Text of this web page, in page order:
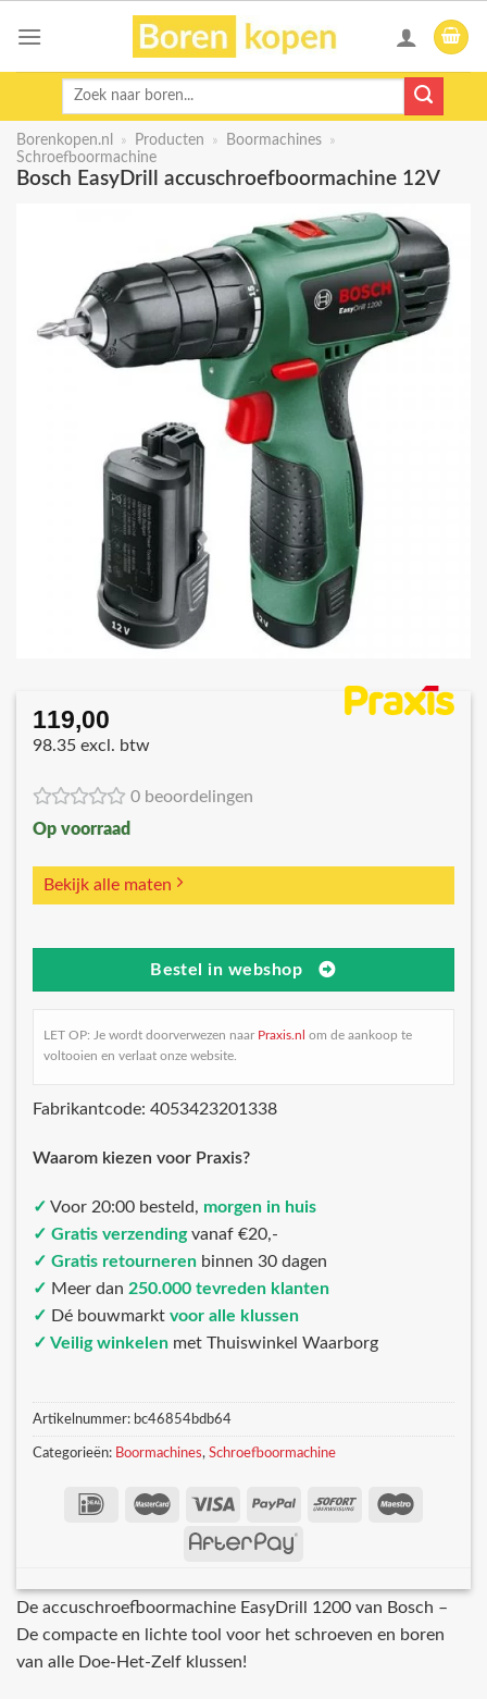
Zoeken
Borenkopen.nl » Producten » Boormachines »
Schroefboormachine
Bosch EasyDrill accuschroefboormachine 12V
119,00
98.35 excl. btw
0 beoordelingen
Op voorraad
Bekijk alle maten
Bestel in webshop
LET OP: Je wordt doorverwezen naar Praxis.nl om de aankoop te
voltooien en verlaat onze website.
Fabrikantcode: 4053423201338
Waarom kiezen voor Praxis?
✓ Voor 20:00 besteld, morgen in huis
✓ Gratis verzendingvanaf €20,-
✓ Gratis retourneren binnen 30 dagen
✓ Meer dan 250.000 tevreden klanten
✓ Dé bouwmarkt voor alle klussen
✓ Veilig winkelen met Thuiswinkel Waarborg
Artikelnummer: bc46854bdb64
Categorieën: Boormachines, Schroefboormachine
De accuschroefboormachine EasyDrill 1200 van Bosch –
De compacte en lichte tool voor het schroeven en boren
van alle Doe-Het-Zelf klussen!